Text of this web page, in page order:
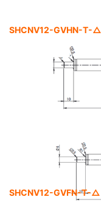
SHCNV12-GVHN-T-△
SHCNV12-GVFN-T-△